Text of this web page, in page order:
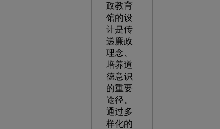
政教育
馆的设
计是传
递廉政
理念、
培养道
德意识
的重要
途径。
通过多
样化的